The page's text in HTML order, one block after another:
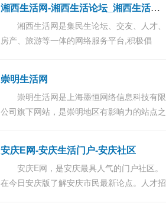
湘
西生活网-湘西生活论坛_湘西生活每一天
湘西生活网是集民生论坛、交友、人才、
房产、旅游等一体的网络服务平台,积极倡
崇明生活网
崇明生活网是上海墨恒网络信息科技有限
公司旗下网站，是崇明地区有影响力的站点之
是一个很...
安庆E网-安庆生活门户-安庆社区
安庆E网，是安庆最具人气的门户社区。
在今日安庆版了解安庆市民最新论点。人才招